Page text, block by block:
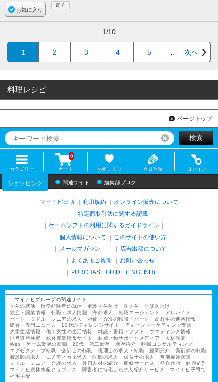
お気に入り
電子
1/10
1 2 3 4 5 … 次へ
料理レシピ
ページトップ
リセット検索
カテゴリー カート
0
お気に入り 会員登録 ログイン
ショッピング 関連サイト 編集部ブログ
マイナビ出版 利用規約
オンライン販売について
特定商取引法に関する記載
ゲームソフトの利用に関するガイドライン
個人情報について
このサイトの使い方
メールマガジン
広告出稿について
よくあるご質問
お問い合わせ
PURCHASE GUIDE (ENGLISH)
マイナビグループの関連サイト
学生の就活
留学経験者の就活 看護学生向け
医学生・研修医向け
独立・開業情報
転職・求人情報 海外求人 転職エージェント
アルバイト
パート
ミドル・シニアの求人 福祉・介護の転職／パート
高校生の進路情報
総合・専門ニュース
10代のチャレンジサイト
ティーンマーケティング支援
大学生活情報
働く女性の生活情報 雑誌・書籍・ソフト
ウエディング情報
世界遺産検定
総合農業情報サイト お買い物サポートメディア
人材派遣
Web・ゲーム業界の転職
20代・第二新卒 新卒紹介
転職コンサルティング
エグゼクティブ転職
会計士の転職 税理士の求人・転職 顧問紹介
薬剤師の転職
看護師の求人
コメディカル求人 医師の求人 保育士の求人
無期雇用派遣
ミドル・シニア
介護の求人 外国人材の紹介 研修サービス 発送代行
健康経営
マイナビ農林水産ジョブアス
障害者に特化した求人紹介サービス
マイナビ子育て
社宅手配